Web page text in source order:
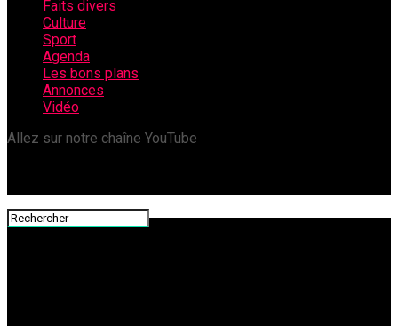
Faits divers
Culture
Sport
Agenda
Les bons plans
Annonces
Vidéo
Allez sur notre chaîne YouTube